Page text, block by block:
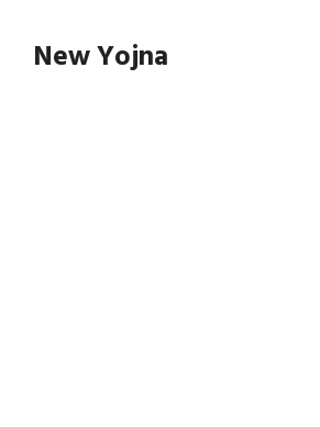
contentNew Yojna